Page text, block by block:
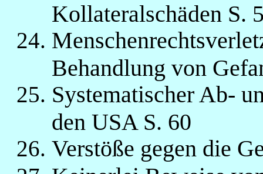
Kollateralschäden S.
Behandlung von
Systematischer Ab-
den USA S. 60
Verstöße gegen die